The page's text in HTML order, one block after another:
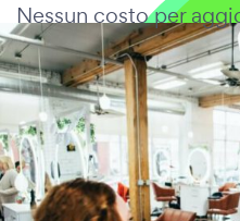
Nessun costo per